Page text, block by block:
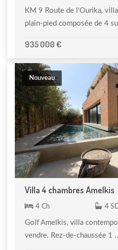
KM 9 Route de l'Ourika,
plain-pied composée de 4
935 000 €
Nouveau
Villa 4 chambres Amelkis
4 Ch 4
Golf Amelkis, villa
vendre. Rez-de-chaussée 1